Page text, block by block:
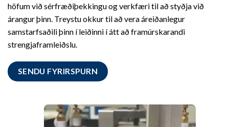
höfum við sérfræðiþekkingu og verkfæri til að styðja við
árangur þinn. Treystu okkur til að vera áreiðanlegur
samstarfsaðili þinn í leiðinni í átt að framúrskarandi
strengjaframleiðslu.
SENDU FYRIRSPURN